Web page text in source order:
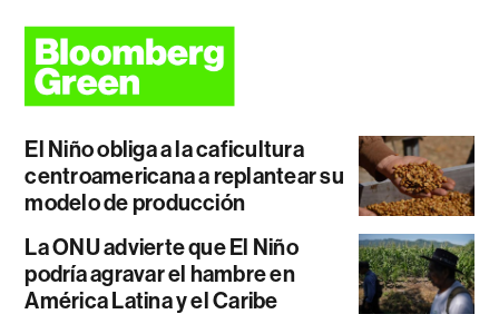
El Niño obliga a la caficultura
centroamericana a replantear su
modelo de producción
La ONU advierte que El Niño
podría agravar el hambre en
América Latina y el Caribe